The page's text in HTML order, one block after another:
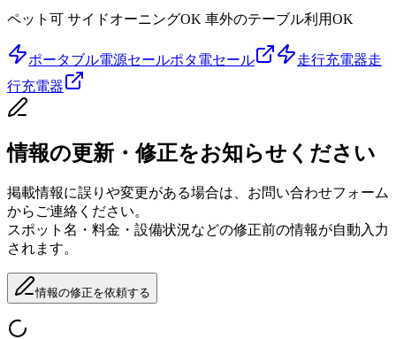
ペット可 サイドオーニングOK 車外のテーブル利用OK
ポータブル電源セールポタ電セール 走行充電器走
行充電器
情報の更新・修正をお知らせください
掲載情報に誤りや変更がある場合は、お問い合わせフォーム
からご連絡ください。
スポット名・料金・設備状況などの修正前の情報が自動入力
されます。
情報の修正を依頼する